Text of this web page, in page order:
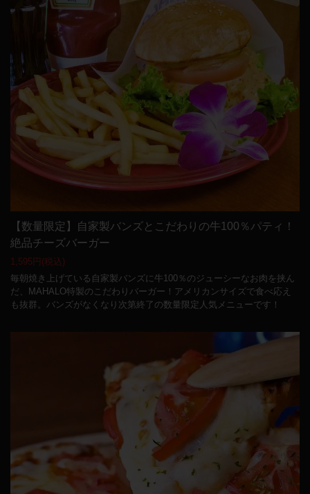
【数量限定】自家製バンズとこだわりの牛100％パティ！
絶品チーズバーガー
1,595円 (税込)
毎朝焼き上げている自家製バンズに牛100％のジューシーなお肉を挟ん
だ、MAHALO特製のこだわりバーガー！アメリカンサイズで食べ応え
も抜群。バンズがなくなり次第終了の数量限定人気メニューです！